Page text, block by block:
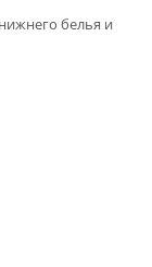
белья и